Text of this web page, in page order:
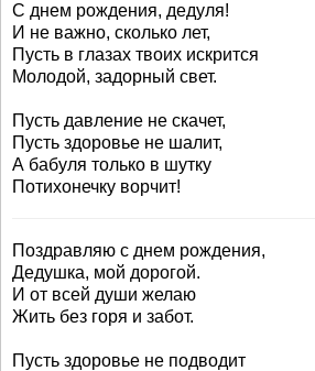
С днем рождения, дедуля!
И не важно, сколько лет,
Пусть в глазах твоих искрится
Молодой, задорный свет.
Пусть давление не скачет,
Пусть здоровье не шалит,
А бабуля только в шутку
Потихонечку ворчит!
Поздравляю с днем рождения,
Дедушка, мой дорогой.
И от всей души желаю
Жить без горя и забот.
Пусть здоровье не подводит